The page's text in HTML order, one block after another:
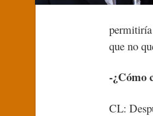
permitiría
que no
-¿Cómo
CL: